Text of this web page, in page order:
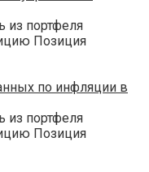
из портфеля
Позиция
по инфляции в
из портфеля
Позиция